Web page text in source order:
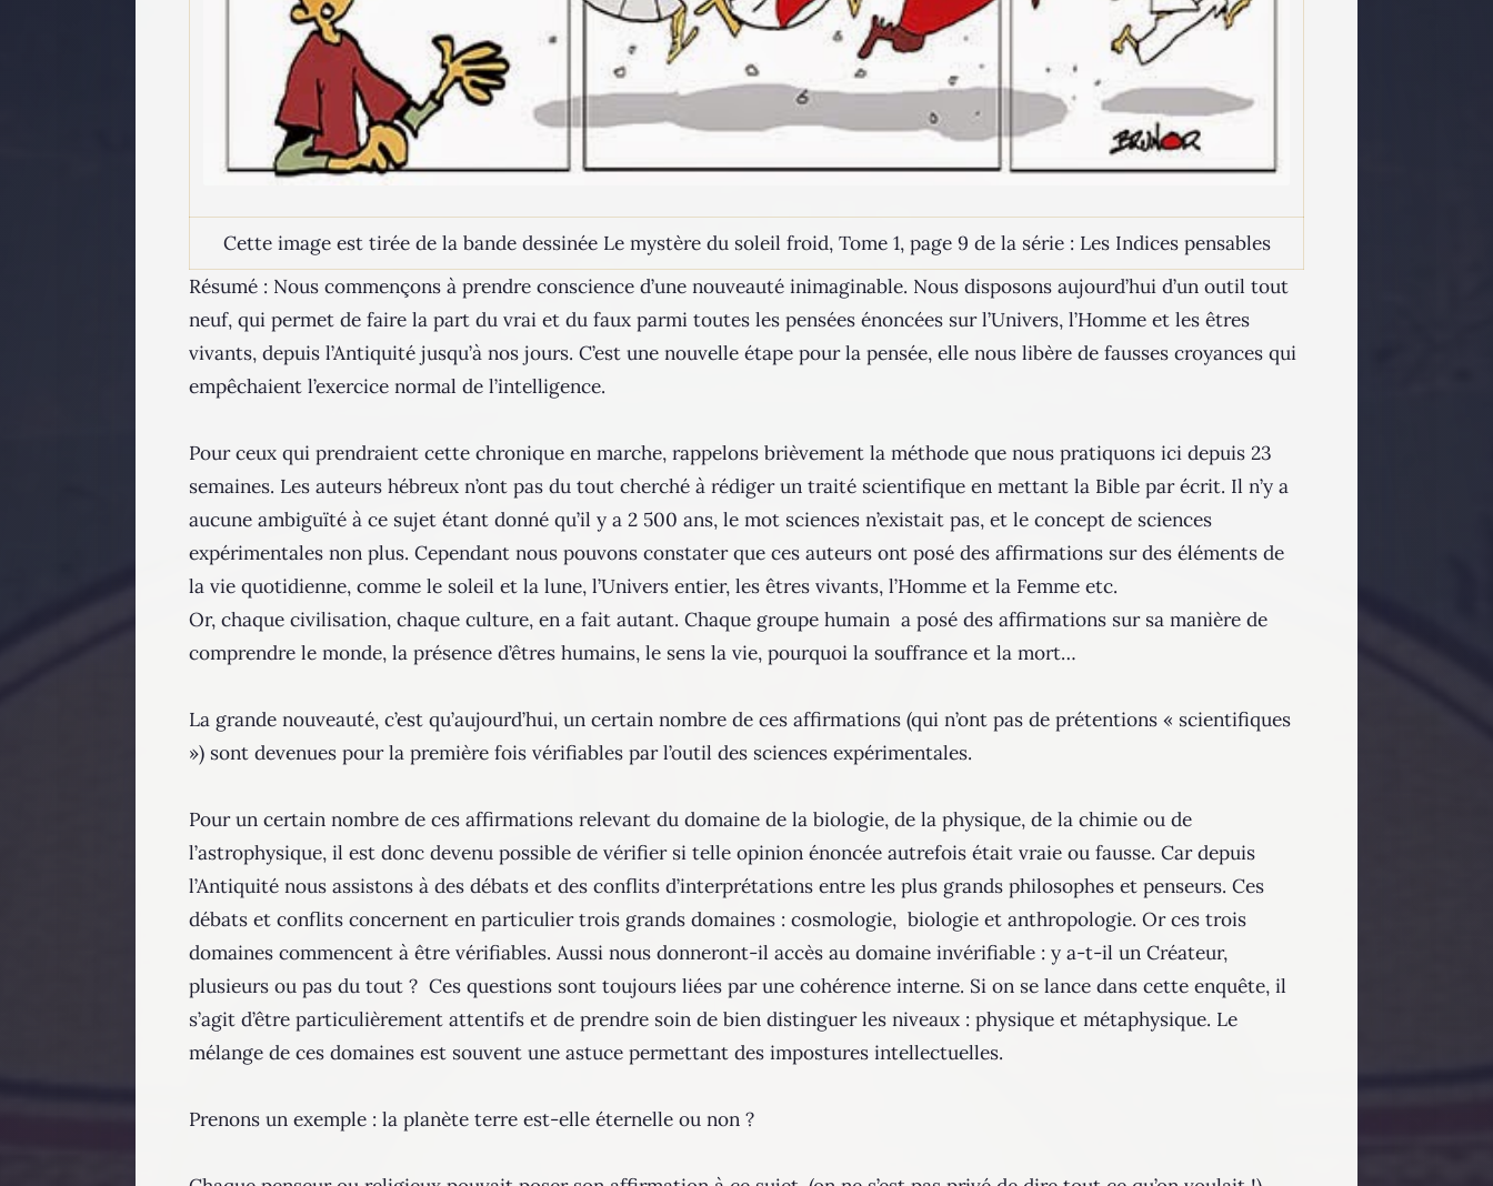
Cette image est tirée de la bande dessinée Le mystère du soleil froid, Tome 1, page 9 de la série : Les Indices pensables
Résumé : Nous commençons à prendre conscience d’une nouveauté inimaginable. Nous disposons aujourd’hui d’un outil tout
neuf, qui permet de faire la part du vrai et du faux parmi toutes les pensées énoncées sur l’Univers, l’Homme et les êtres
vivants, depuis l’Antiquité jusqu’à nos jours. C’est une nouvelle étape pour la pensée, elle nous libère de fausses croyances qui
empêchaient l’exercice normal de l’intelligence.
Pour ceux qui prendraient cette chronique en marche, rappelons brièvement la méthode que nous pratiquons ici depuis 23
semaines. Les auteurs hébreux n’ont pas du tout cherché à rédiger un traité scientifique en mettant la Bible par écrit. Il n’y a
aucune ambiguïté à ce sujet étant donné qu’il y a 2 500 ans, le mot sciences n’existait pas, et le concept de sciences
expérimentales non plus. Cependant nous pouvons constater que ces auteurs ont posé des affirmations sur des éléments de
la vie quotidienne, comme le soleil et la lune, l’Univers entier, les êtres vivants, l’Homme et la Femme etc.
Or, chaque civilisation, chaque culture, en a fait autant. Chaque groupe humain a posé des affirmations sur sa manière de
comprendre le monde, la présence d’êtres humains, le sens la vie, pourquoi la souffrance et la mort…
La grande nouveauté, c’est qu’aujourd’hui, un certain nombre de ces affirmations (qui n’ont pas de prétentions « scientifiques
») sont devenues pour la première fois vérifiables par l’outil des sciences expérimentales.
Pour un certain nombre de ces affirmations relevant du domaine de la biologie, de la physique, de la chimie ou de
l’astrophysique, il est donc devenu possible de vérifier si telle opinion énoncée autrefois était vraie ou fausse. Car depuis
l’Antiquité nous assistons à des débats et des conflits d’interprétations entre les plus grands philosophes et penseurs. Ces
débats et conflits concernent en particulier trois grands domaines : cosmologie, biologie et anthropologie. Or ces trois
domaines commencent à être vérifiables. Aussi nous donneront-il accès au domaine invérifiable : y a-t-il un Créateur,
plusieurs ou pas du tout ? Ces questions sont toujours liées par une cohérence interne. Si on se lance dans cette enquête, il
s’agit d’être particulièrement attentifs et de prendre soin de bien distinguer les niveaux : physique et métaphysique. Le
mélange de ces domaines est souvent une astuce permettant des impostures intellectuelles.
Prenons un exemple : la planète terre est-elle éternelle ou non ?